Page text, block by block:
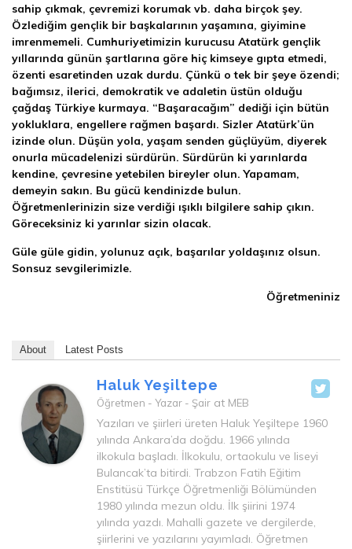
sahip çıkmak, çevremizi korumak vb. daha birçok şey.
Özlediğim gençlik bir başkalarının yaşamına, giyimine
imrenmemeli. Cumhuriyetimizin kurucusu Atatürk gençlik
yıllarında günün şartlarına göre hiç kimseye gıpta etmedi,
özenti esaretinden uzak durdu. Çünkü o tek bir şeye özendi;
bağımsız, ilerici, demokratik ve adaletin üstün olduğu
çağdaş Türkiye kurmaya. “Başaracağım” dediği için bütün
yokluklara, engellere rağmen başardı. Sizler Atatürk’ün
izinde olun. Düşün yola, yaşam senden güçlüyüm, diyerek
onurla mücadelenizi sürdürün. Sürdürün ki yarınlarda
kendine, çevresine yetebilen bireyler olun. Yapamam,
demeyin sakın. Bu gücü kendinizde bulun.
Öğretmenlerinizin size verdiği ışıklı bilgilere sahip çıkın.
Göreceksiniz ki yarınlar sizin olacak.
Güle güle gidin, yolunuz açık, başarılar yoldaşınız olsun.
Sonsuz sevgilerimizle.
Öğretmeniniz
About Latest Posts
Haluk Yeşiltepe
Öğretmen - Yazar - Şair at MEB
Yazıları ve şiirleri üreten Haluk Yeşiltepe 1960
yılında Ankara’da doğdu. 1966 yılında
ilkokula başladı. İlkokulu, ortaokulu ve liseyi
Bulancak’ta bitirdi. Trabzon Fatih Eğitim
Enstitüsü Türkçe Öğretmenliği Bölümünden
1980 yılında mezun oldu. İlk şiirini 1974
yılında yazdı. Mahalli gazete ve dergilerde,
şiirlerini ve yazılarını yayımladı. Öğretmen